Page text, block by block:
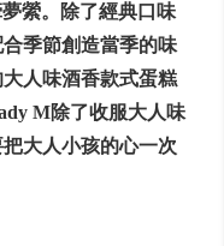
縈。除了經典口味
季節創造當季的味
人味酒香款式蛋糕
M除了收服大人味
大人小孩的心一次